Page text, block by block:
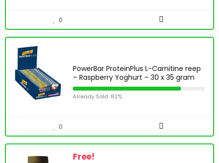
0
PowerBar ProteinPlus L-Carnitine reep
– Raspberry Yoghurt – 30 x 35 gram
Already Sold: 82%
0
Free!